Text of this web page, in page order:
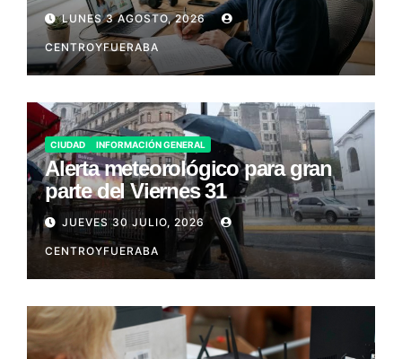
LUNES 3 AGOSTO, 2026
CENTROYFUERABA
CIUDAD INFORMACIÓN GENERAL
Alerta meteorológico para gran
parte del Viernes 31
JUEVES 30 JULIO, 2026
CENTROYFUERABA